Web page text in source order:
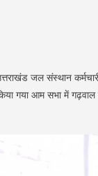
जल संस्थान
गया आम सभा में